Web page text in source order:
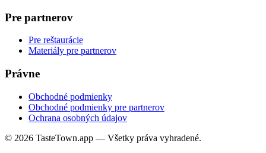
Pre partnerov
Pre reštaurácie
Materiály pre partnerov
Právne
Obchodné podmienky
Obchodné podmienky pre partnerov
Ochrana osobných údajov
© 2026 TasteTown.app — Všetky práva vyhradené.